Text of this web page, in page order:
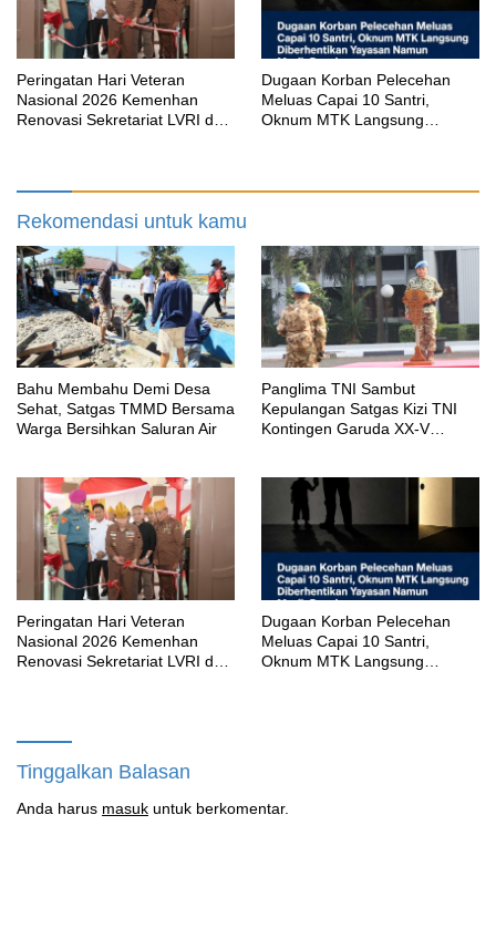
Peringatan Hari Veteran
Nasional 2026 Kemenhan
Renovasi Sekretariat LVRI dan
‎Dugaan Korban Pelecehan
Meluas Capai 10 Santri,
Oknum MTK Langsung
Rekomendasi untuk kamu
Bahu Membahu Demi Desa
Sehat, Satgas TMMD Bersama
Warga Bersihkan Saluran Air
Panglima TNI Sambut
Kepulangan Satgas Kizi TNI
Kontingen Garuda XX-V
Peringatan Hari Veteran
Nasional 2026 Kemenhan
Renovasi Sekretariat LVRI dan
‎Dugaan Korban Pelecehan
Meluas Capai 10 Santri,
Oknum MTK Langsung
Tinggalkan Balasan
Anda harus masuk untuk berkomentar.